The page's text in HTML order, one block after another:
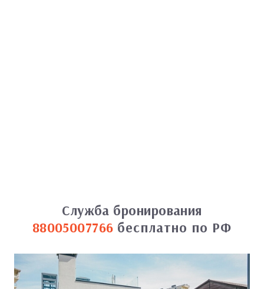
Служба бронирования
88005007766 бесплатно по РФ